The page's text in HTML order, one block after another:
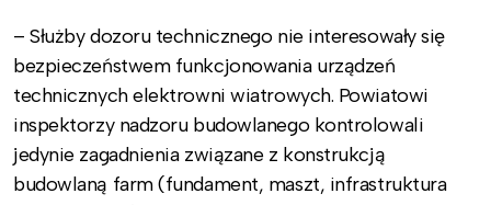
– Służby dozoru technicznego nie interesowały się
bezpieczeństwem funkcjonowania urządzeń
technicznych elektrowni wiatrowych. Powiatowi
inspektorzy nadzoru budowlanego kontrolowali
jedynie zagadnienia związane z konstrukcją
budowlaną farm (fundament, maszt, infrastruktura